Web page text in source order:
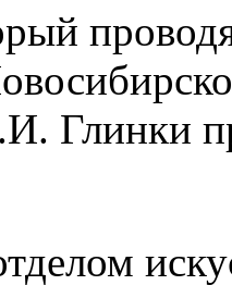
Глинки